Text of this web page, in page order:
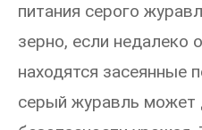
питания серого
зерно, если недалеко
находятся засеянные
серый журавль может